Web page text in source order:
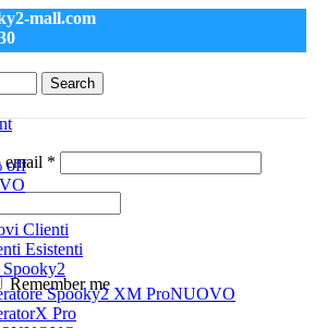
mall.com
Search
email *
Remember me
off
Clienti
Esistenti
Spooky2
Spooky2 XM ProNUOVO
Pro